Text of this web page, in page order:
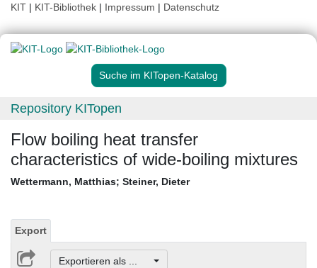
KIT | KIT-Bibliothek | Impressum | Datenschutz
Suche im KITopen-Katalog
Repository KITopen
Flow boiling heat transfer
characteristics of wide-boiling mixtures
Wettermann, Matthias; Steiner, Dieter
Export
Exportieren als ...